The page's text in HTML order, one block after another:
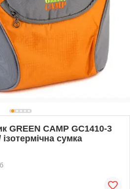
GREEN CAMP GC1410-3
сумка